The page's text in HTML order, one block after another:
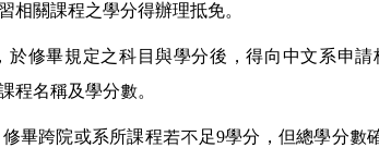
相關課程之學分得辦理抵免。
於修畢規定之科目與學分後，得向中文系申
程名稱及學分數。
畢跨院或系所課程若不足9學分，但總學分數